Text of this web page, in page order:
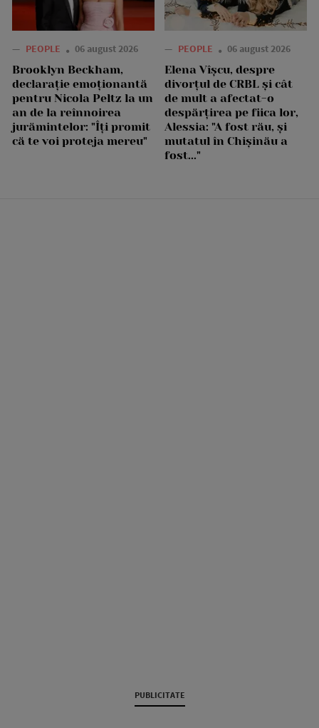
— PEOPLE 06 august 2026
Brooklyn Beckham,
declarație emoționantă
pentru Nicola Peltz la un
an de la reînnoirea
jurămintelor: "Îți promit
că te voi proteja mereu"
— PEOPLE 06 august 2026
Elena Vîșcu, despre
divorțul de CRBL și cât
de mult a afectat-o
despărțirea pe fiica lor,
Alessia: "A fost rău, și
mutatul în Chișinău a
fost..."
PUBLICITATE